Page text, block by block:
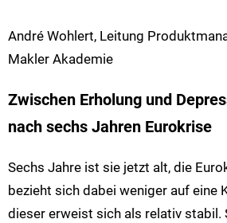
André Wohlert, Leitung
Makler Akademie
Zwischen Erholung und
nach sechs Jahren Eurokrise
Sechs Jahre ist sie jetzt alt, die
bezieht sich dabei weniger auf eine
dieser erweist sich als relativ stabil.